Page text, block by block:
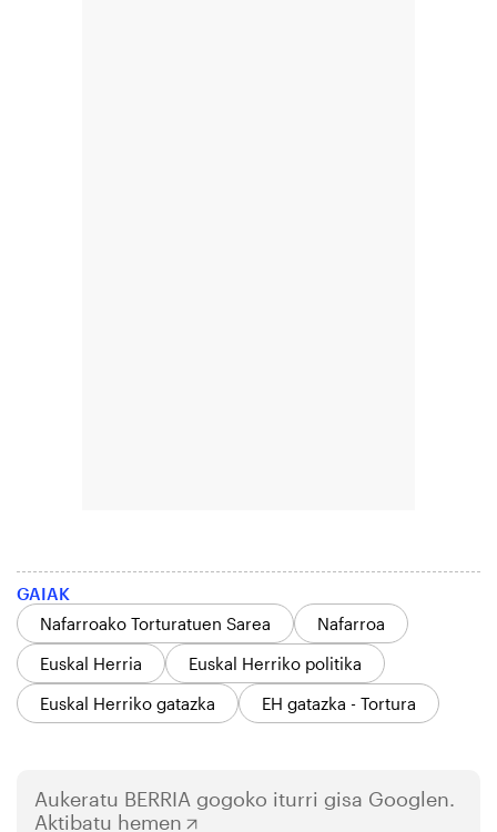
GAIAK
Nafarroako Torturatuen Sarea
Nafarroa
Euskal Herria
Euskal Herriko politika
Euskal Herriko gatazka
EH gatazka - Tortura
Aukeratu BERRIA gogoko iturri gisa Googlen.
Aktibatu hemen